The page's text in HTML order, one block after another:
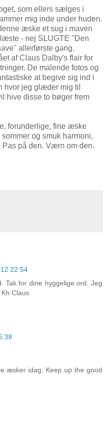
som ellers sælges i
mig inde under huden.
æske et sug i maven
- nej SLUGTE "Den
allerførste gang.
af Claus Dalby's flair for
De malende fotos og
at begive sig ind i
hvor jeg glæder mig til
hive disse to bøger frem
forunderlige, fine æske
og smuk harmoni,
Pas på den. Værn om den.
22:54
Tak for dine hyggelige ord. Jeg
Claus
æsker idag. Keep up the good